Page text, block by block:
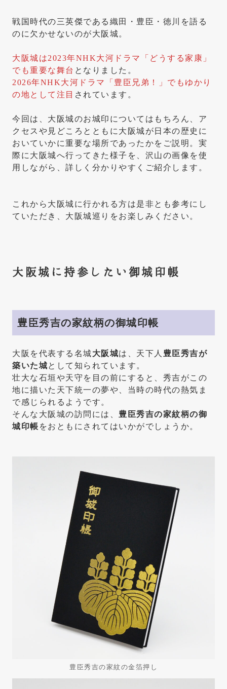
戦国時代の三英傑である織田・豊臣・徳川を語る
のに欠かせないのが大阪城。
大阪城は2023年NHK大河ドラマ「どうする家康」
でも重要な舞台 となりました。
2026年NHK大河ドラマ「豊臣兄弟！」で も ゆかり
の地として注目 されています。
今回は、大阪城のお城印についてはもちろん、ア
クセスや見どころとともに大阪城が日本の歴史に
おいていかに重要な場所であったかをご説明。実
際に大阪城へ行ってきた様子を、沢山の画像を使
用しながら、詳しく分かりやすくご紹介します。
これから大阪城に行かれる方は是非とも参考にし
ていただき、大阪城巡りをお楽しみください。
大阪城に持参したい御城印帳
豊臣秀吉の家紋柄の御城印帳
大阪を代表する名城大阪城は、天下人 豊臣秀吉が
築いた城として知られています。
壮大な石垣や天守を目の前にすると、秀吉がこの
地に描いた天下統一の夢や、当時の時代の熱気ま
で感じられるようです。
そんな大阪城の訪問には、 豊臣秀吉の家紋柄の御
城印帳 をおともにされてはいかがでしょうか。
豊臣秀吉の家紋の金箔押し